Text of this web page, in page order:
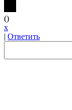
()
x
| Ответить